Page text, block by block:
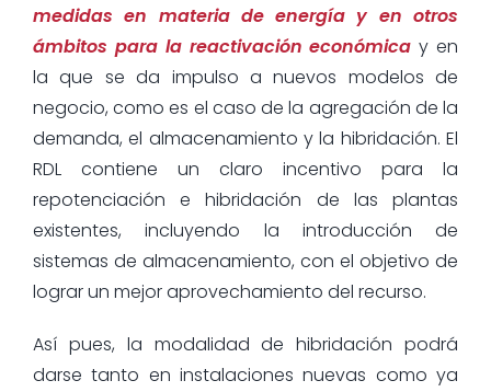
medidas en materia de energía y en otros
ámbitos para la reactivación económica y en
la que se da impulso a nuevos modelos de
negocio, como es el caso de la agregación de la
demanda, el almacenamiento y la hibridación. El
RDL contiene un claro incentivo para la
repotenciación e hibridación de las plantas
existentes, incluyendo la introducción de
sistemas de almacenamiento, con el objetivo de
lograr un mejor aprovechamiento del recurso.
Así pues, la modalidad de hibridación podrá
darse tanto en instalaciones nuevas como ya